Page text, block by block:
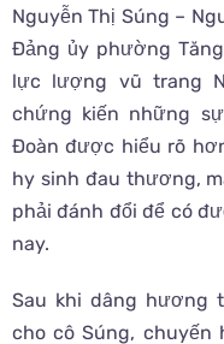
Nguyễn Thị Súng –
Đảng ủy phường
lực lượng vũ trang
chứng kiến những
Đoàn được hiểu rõ
hy sinh đau thương,
phải đánh đổi để có
nay.
Sau khi dâng hương
cho cô Súng, chuyến